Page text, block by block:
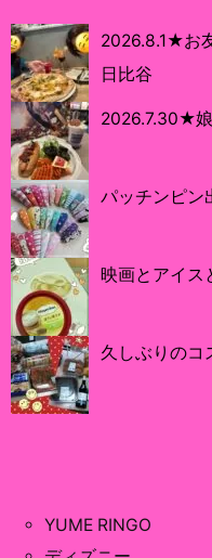
2026.8.1★お
日比谷
2026.7.30★
パッチンピン
映画とアイス
久しぶりのコ
YUME RINGO